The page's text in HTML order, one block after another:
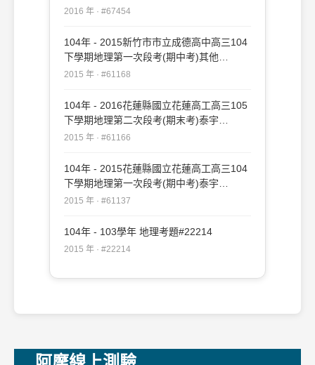
#67454
2016 年 · #67454
104年 - 2015新竹市市立成德高中高三104
下學期地理第一次段考(期中考)其他
#61168
2015 年 · #61168
104年 - 2016花蓮縣國立花蓮高工高三105
下學期地理第二次段考(期末考)泰宇
#61166
2015 年 · #61166
104年 - 2015花蓮縣國立花蓮高工高三104
下學期地理第一次段考(期中考)泰宇
#61137
2015 年 · #61137
104年 - 103學年 地理考題#22214
2015 年 · #22214